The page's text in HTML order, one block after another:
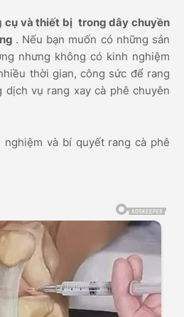
cụ và thiết bị trong dây chuyền
. Nếu bạn muốn có những sản
nhưng không có kinh nghiệm
thời gian, công sức để rang
dịch vụ rang xay cà phê chuyên
và bí quyết rang cà phê